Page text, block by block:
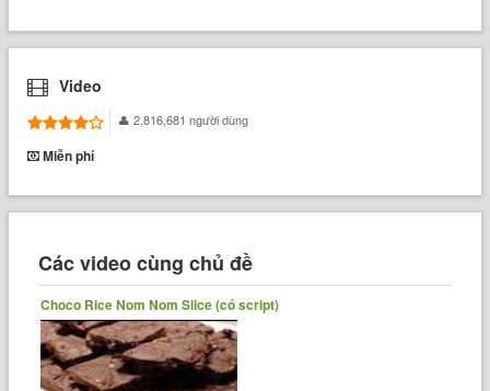
opened a packet of chips and put 5 chips on the bread. Then I put
another piece of bread on top and I pressed it together so that the
chips wouldn't all fall out when I picked it up.
I could've just eaten it like that, but I decided to get a little bit fancy
It tasted OK, but I'm not a huge chip sandwich fan. I think I'd rather
eat chips and sandwiches separately.
Video
2,816,681 người dùng
Miễn phí
Các video cùng chủ đề
Choco Rice Nom Nom Slice (có script)